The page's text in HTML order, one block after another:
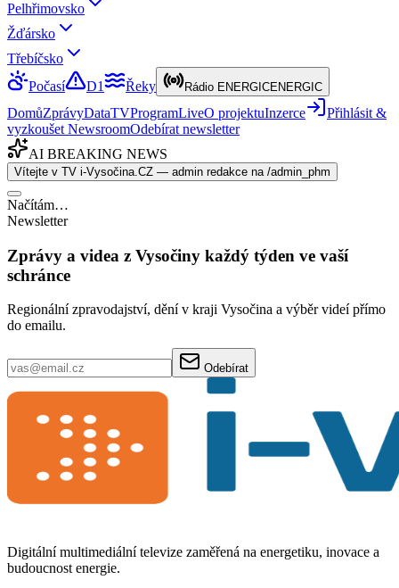
Pelhřimovsko
Žďársko
Třebíčsko
Počasí
D1 Řeky Rádio ENERGICENERGIC
DomůZprávyDataTVProgramLiveO projektuInzerce
Přihlásit &
vyzkoušet NewsroomOdebírat newsletter
AI BREAKING NEWS
Vítejte v TV i-Vysočina.CZ — admin redakce na /admin_phm
Načítám…
Newsletter
Zprávy a videa z Vysočiny každý týden ve vaší
schránce
Regionální zpravodajství, dění v kraji Vysočina a výběr videí přímo
do emailu.
Odebírat
Digitální multimediální televize zaměřená na energetiku, inovace a
budoucnost energie.